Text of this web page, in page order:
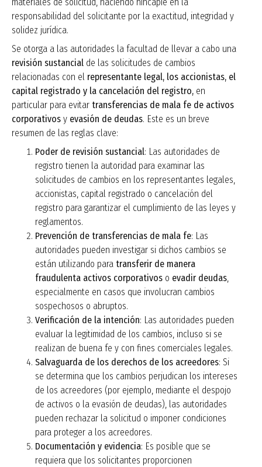
responsabilidad del solicitante por la exactitud, integridad y
solidez jurídica.
Se otorga a las autoridades la facultad de llevar a cabo una
revisión sustancial de las solicitudes de cambios
relacionadas con el representante legal, los accionistas, el
capital registrado y la cancelación del registro, en
particular para evitar transferencias de mala fe de activos
corporativos y evasión de deudas. Este es un breve
resumen de las reglas clave:
Poder de revisión sustancial: Las autoridades de
registro tienen la autoridad para examinar las
solicitudes de cambios en los representantes legales,
accionistas, capital registrado o cancelación del
registro para garantizar el cumplimiento de las leyes y
reglamentos.
Prevención de transferencias de mala fe: Las
autoridades pueden investigar si dichos cambios se
están utilizando para transferir de manera
fraudulenta activos corporativos o evadir deudas,
especialmente en casos que involucran cambios
sospechosos o abruptos.
Verificación de la intención: Las autoridades pueden
evaluar la legitimidad de los cambios, incluso si se
realizan de buena fe y con fines comerciales legales.
Salvaguarda de los derechos de los acreedores: Si
se determina que los cambios perjudican los intereses
de los acreedores (por ejemplo, mediante el despojo
de activos o la evasión de deudas), las autoridades
pueden rechazar la solicitud o imponer condiciones
para proteger a los acreedores.
Documentación y evidencia: Es posible que se
requiera que los solicitantes proporcionen